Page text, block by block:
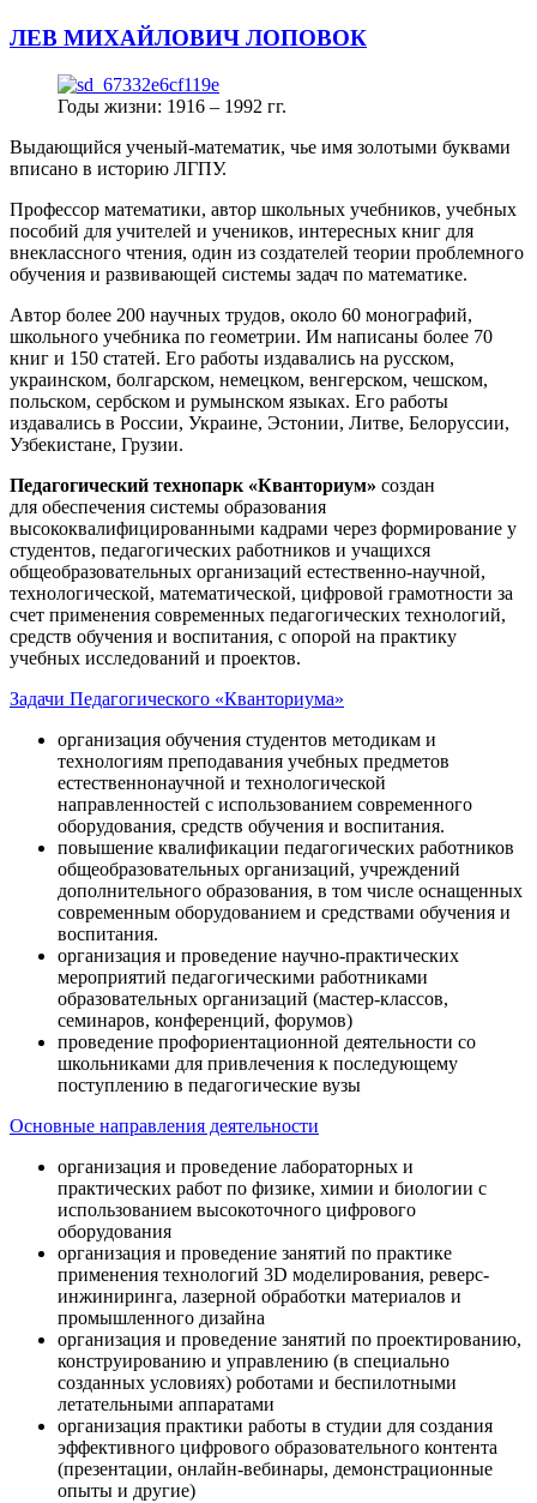
ЛЕВ МИХАЙЛОВИЧ ЛОПОВОК
Годы жизни: 1916 – 1992 гг.
Выдающийся ученый-математик, чье имя золотыми буквами
вписано в историю ЛГПУ.
Профессор математики, автор школьных учебников, учебных
пособий для учителей и учеников, интересных книг для
внеклассного чтения, один из создателей теории проблемного
обучения и развивающей системы задач по математике.
Автор более 200 научных трудов, около 60 монографий,
школьного учебника по геометрии. Им написаны более 70
книг и 150 статей. Его работы издавались на русском,
украинском, болгарском, немецком, венгерском, чешском,
польском, сербском и румынском языках. Его работы
издавались в России, Украине, Эстонии, Литве, Белоруссии,
Узбекистане, Грузии.
Педагогический технопарк «Кванториум» создан
для обеспечения системы образования
высококвалифицированными кадрами через формирование у
студентов, педагогических работников и учащихся
общеобразовательных организаций естественно-научной,
технологической, математической, цифровой грамотности за
счет применения современных педагогических технологий,
средств обучения и воспитания, с опорой на практику
учебных исследований и проектов.
Задачи Педагогического «Кванториума»
организация обучения студентов методикам и
технологиям преподавания учебных предметов
естественнонаучной и технологической
направленностей с использованием современного
оборудования, средств обучения и воспитания.
повышение квалификации педагогических работников
общеобразовательных организаций, учреждений
дополнительного образования, в том числе оснащенных
современным оборудованием и средствами обучения и
воспитания.
организация и проведение научно-практических
мероприятий педагогическими работниками
образовательных организаций (мастер-классов,
семинаров, конференций, форумов)
проведение профориентационной деятельности со
школьниками для привлечения к последующему
поступлению в педагогические вузы
Основные направления деятельности
организация и проведение лабораторных и
практических работ по физике, химии и биологии с
использованием высокоточного цифрового
оборудования
организация и проведение занятий по практике
применения технологий 3D моделирования, реверс-
инжиниринга, лазерной обработки материалов и
промышленного дизайна
организация и проведение занятий по проектированию,
конструированию и управлению (в специально
созданных условиях) роботами и беспилотными
летательными аппаратами
организация практики работы в студии для создания
эффективного цифрового образовательного контента
(презентации, онлайн-вебинары, демонстрационные
опыты и другие)